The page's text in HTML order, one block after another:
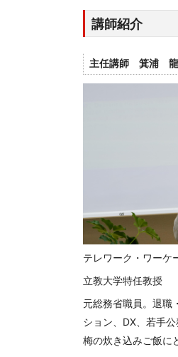
講師紹介
主任講師 箕浦
テレワーク・ワーケ
立教大学特任教授
元総務省職員。退職
ション、DX、若手
梅の炊き込みご飯に